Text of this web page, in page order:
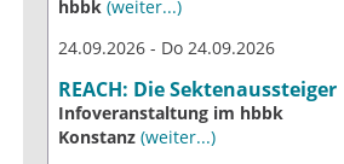
hbbk(weiter...)
24.09.2026 - Do 24.09.2026
REACH: Die Sektenaussteiger
Infoveranstaltung im hbbk
Konstanz(weiter...)